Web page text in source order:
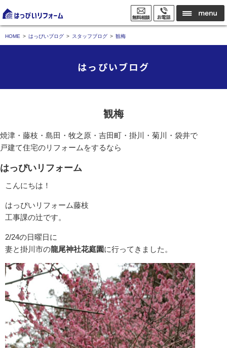
HOME はっぴいブログ スタッフブログ 観梅
はっぴいブログ
観梅
焼津・藤枝・島田・牧之原・吉田町・掛川・菊川・袋井で
戸建て住宅のリフォームをするなら
はっぴいリフォーム
こんにちは！
はっぴいリフォーム藤枝
工事課の辻です。
2/24の日曜日に
妻と掛川市の龍尾神社花庭園に行ってきました。